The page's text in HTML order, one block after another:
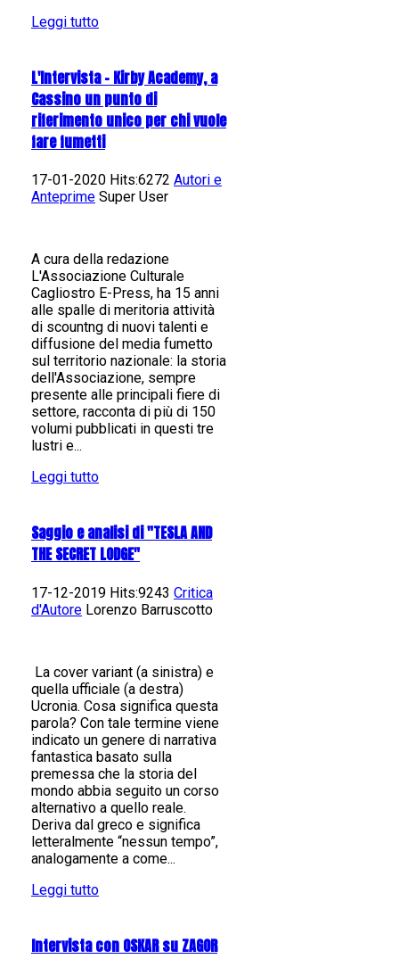
Leggi tutto
L'Intervista - Kirby Academy, a
Cassino un punto di
riferimento unico per chi vuole
fare fumetti
17-01-2020 Hits:6272 Autori e
Anteprime Super User
A cura della redazione
L'Associazione Culturale
Cagliostro E-Press, ha 15 anni
alle spalle di meritoria attività
di scountng di nuovi talenti e
diffusione del media fumetto
sul territorio nazionale: la storia
dell'Associazione, sempre
presente alle principali fiere di
settore, racconta di più di 150
volumi pubblicati in questi tre
lustri e...
Leggi tutto
Saggio e analisi di "TESLA AND
THE SECRET LODGE"
17-12-2019 Hits:9243 Critica
d'Autore Lorenzo Barruscotto
La cover variant (a sinistra) e
quella ufficiale (a destra)
Ucronia. Cosa significa questa
parola? Con tale termine viene
indicato un genere di narrativa
fantastica basato sulla
premessa che la storia del
mondo abbia seguito un corso
alternativo a quello reale.
Deriva dal greco e significa
letteralmente “nessun tempo”,
analogamente a come...
Leggi tutto
Intervista con OSKAR su ZAGOR